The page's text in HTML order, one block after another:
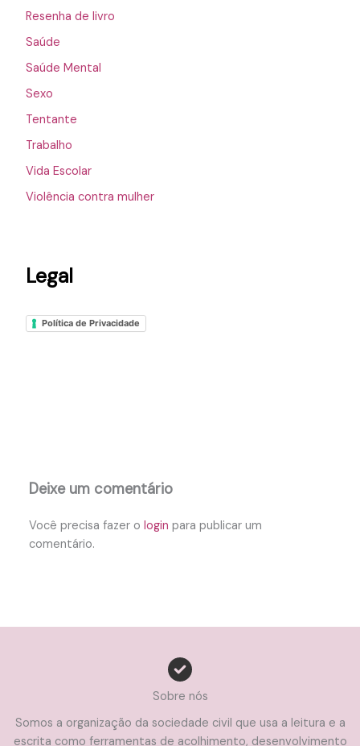
Resenha de livro
Saúde
Saúde Mental
Sexo
Tentante
Trabalho
Vida Escolar
Violência contra mulher
Legal
Política de Privacidade
Deixe um comentário
Você precisa fazer ologin para publicar um
comentário.
Sobre nós
Somos a organização da sociedade civil que usa a leitura e a
escrita como ferramentas de acolhimento, desenvolvimento